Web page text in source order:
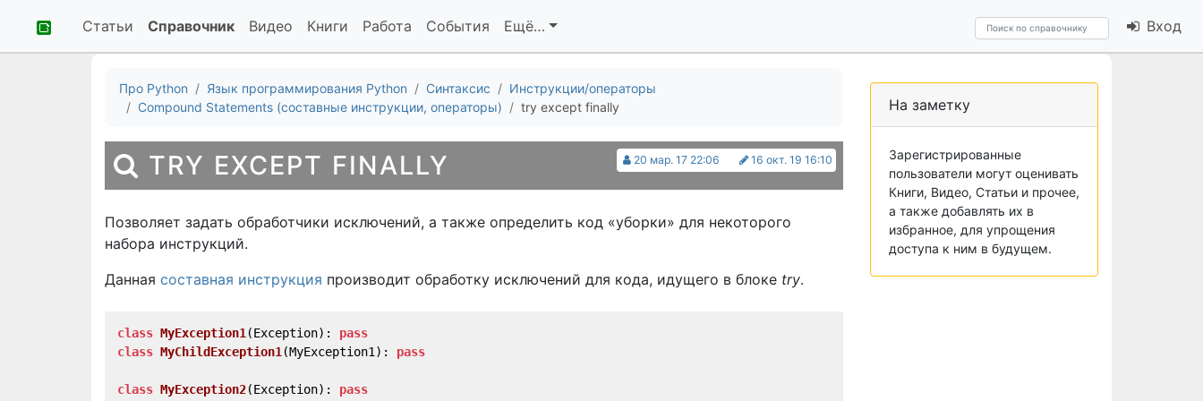
Статьи Справочник Видео Книги Работа События Ещё… Вход
Про Python Язык программирования Python Синтаксис
Инструкции/операторы
Compound Statements (составные инструкции, операторы)
try except finally
20 мар. 17 22:06 16 окт. 19 16:10
TRY EXCEPT FINALLY
Позволяет задать обработчики исключений, а также определить код «уборки» для некоторого
набора инструкций.
Данная составная инструкция производит обработку исключений для кода, идущего в блоке try.
class MyException1 (Exception):
pass
class MyChildException1 (MyException1 ): pass
class MyException2(Exception):
pass
На заметку
Зарегистрированные
пользователи могут оценивать
Книги, Видео, Статьи и прочее,
а также добавлять их в
избранное, для упрощения
доступа к ним в будущем.